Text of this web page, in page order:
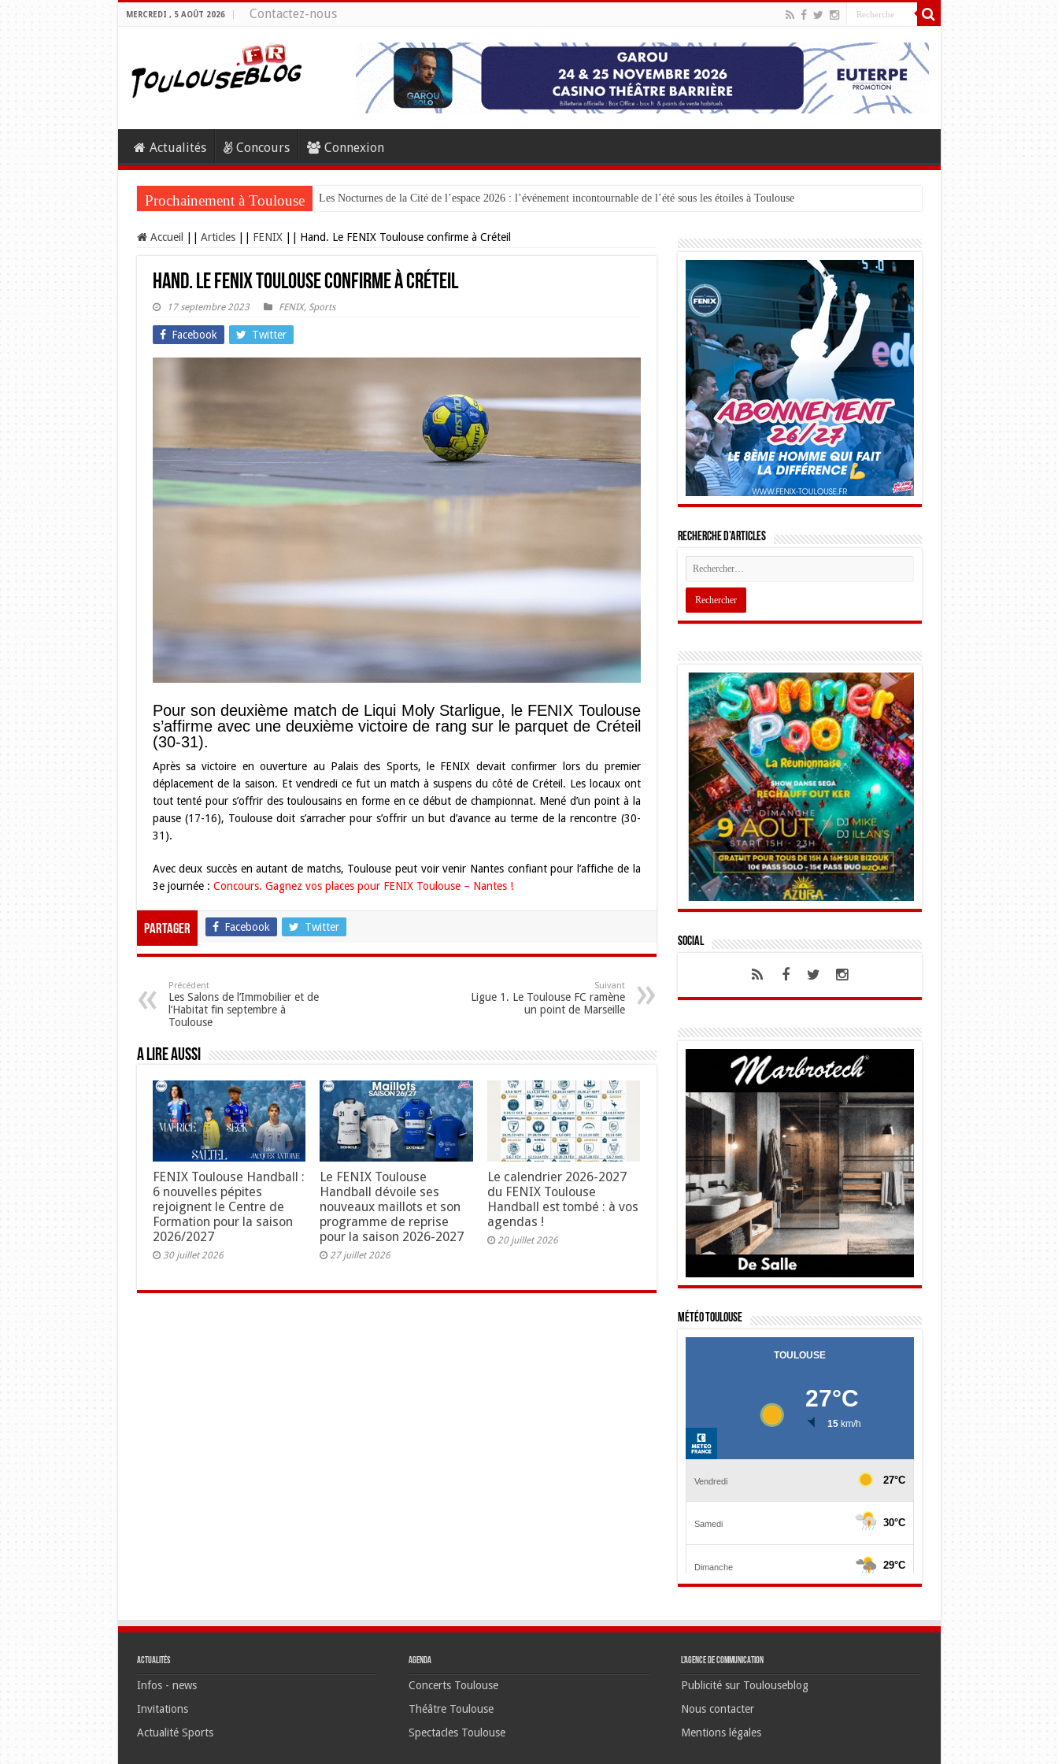
MERCREDI , 5 AOÛT 2026 Contactez-nous
Actualités Concours Connexion
Prochainement à Toulouse Les Nocturnes de la Cité de l’espace 2026 : l’événement incontournable de l’été sous les étoiles à Toulouse
Accueil Articles FENIX Hand. Le FENIX Toulouse confirme à Créteil
Hand. Le FENIX Toulouse confirme à Créteil
17 septembre 2023 FENIX, Sports
Facebook Twitter
Pour son deuxième match de Liqui Moly Starligue, le FENIX Toulouse
s’affirme avec une deuxième victoire de rang sur le parquet de Créteil
(30-31).
Après sa victoire en ouverture au Palais des Sports, le FENIX devait confirmer lors du premier
déplacement de la saison. Et vendredi ce fut un match à suspens du côté de Créteil. Les locaux ont
tout tenté pour s’offrir des toulousains en forme en ce début de championnat. Mené d’un point à la
pause (17-16), Toulouse doit s’arracher pour s’offrir un but d’avance au terme de la rencontre (30-
31).
Avec deux succès en autant de matchs, Toulouse peut voir venir Nantes confiant pour l’affiche de la
3e journée : Concours. Gagnez vos places pour FENIX Toulouse – Nantes !
Partager Facebook Twitter
Précédent
Les Salons de l’Immobilier et de
l’Habitat fin septembre à
Toulouse
Suivant
Ligue 1. Le Toulouse FC ramène
un point de Marseille
A lire aussi
FENIX Toulouse Handball :
6 nouvelles pépites
rejoignent le Centre de
Formation pour la saison
2026/2027
30 juillet 2026
Le FENIX Toulouse
Handball dévoile ses
nouveaux maillots et son
programme de reprise
pour la saison 2026-2027
27 juillet 2026
Le calendrier 2026-2027
du FENIX Toulouse
Handball est tombé : à vos
agendas !
20 juillet 2026
Recherche d’articles
Social
Météo Toulouse
Actualités
Infos - news
Invitations
Actualité Sports
Agenda
Concerts Toulouse
Théâtre Toulouse
Spectacles Toulouse
L’agence de communication
Publicité sur Toulouseblog
Nous contacter
Mentions légales